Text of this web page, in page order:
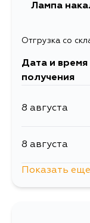
Лампа
Отгрузка со
Дата и время
получения
8 августа
8 августа
Показать